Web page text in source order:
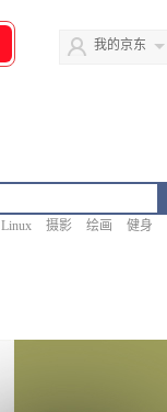
我的京东
Linux 摄影 绘画 健身